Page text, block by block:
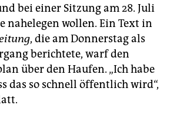
bei einer Sitzung am 28. Juli
nahelegen wollen. Ein Text in
, die am Donnerstag als
berichtete, warf den
über den Haufen. „Ich habe
das so schnell öffentlich wird“,